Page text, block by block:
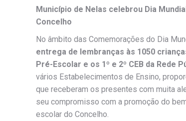
Município de Nelas celebrou Dia
Concelho
No âmbito das Comemorações do Dia
entrega de lembranças às 1050
Pré-Escolar e os 1º e 2º CEB da Rede
vários Estabelecimentos de Ensino,
que receberam os presentes com muita
seu compromisso com a promoção do
escolar do Concelho.